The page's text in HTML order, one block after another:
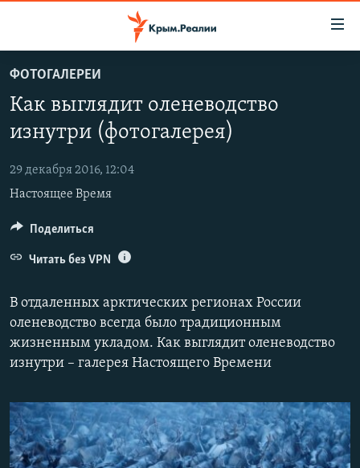
основному
содержанию
Вернутся
навигации
Вернутся
поиску
СПЕЦПРОЕКТЫ
ГРУЗ 200
КАРТА ВОЕННЫХ ОБЪЕКТОВ КРЫМА
11 ЛЕТ ОККУПАЦИИ КРЫМА. 11 ИСТОРИЙ СОПРОТИВЛЕНИЯ
ВОДА
ИСТОРИЯ
ЕЩЕ
ИНТЕРАКТИВ
ИНФОГРАФИКА
СОВЕТЫ ПРАВОЗАЩИТНИКОВ
ПРОПАВШИЕ БЕЗ ВЕСТИ
ПОБЕДИТЕЛЕЙ НЕ СУДЯТ?
КРЫМ.НЕПОКОРЕННЫЙ
ELIFBE
УКРАИНСКАЯ ПРОБЛЕМА КРЫМА
РАДІО СВОБОДА
КАК ОБОЙТИ БЛОКИРОВКУ
Українською
Qırımtatar
ПРИСОЕДИНЯЙТЕСЬ!
ФОТОГАЛЕРЕИ
Как выглядит оленеводство
изнутри (фотогалерея)
29 декабря 2016, 12:04
Настоящее Время
В отдаленных арктических регионах России
оленеводство всегда было традиционным
жизненным укладом. Как выглядит оленеводство
изнутри – галерея Настоящего Времени
Поделиться
Читать без VPN